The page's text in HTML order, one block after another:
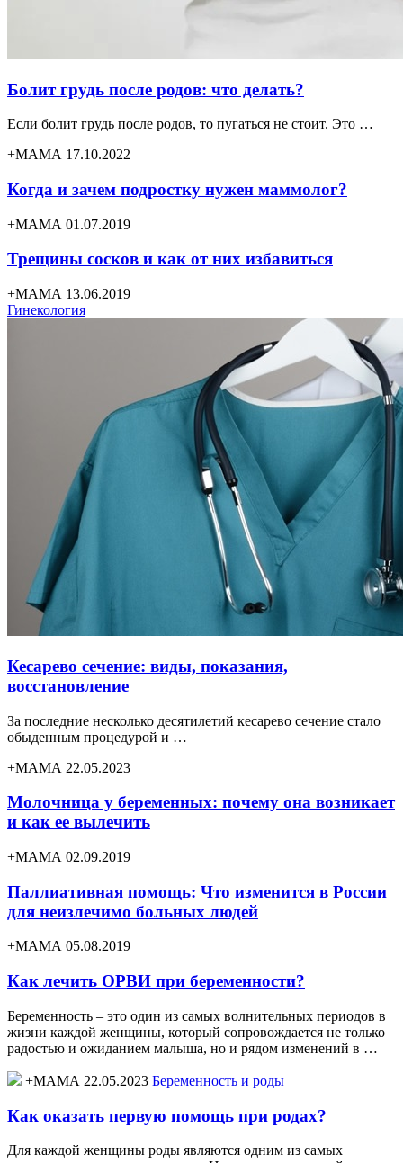
Болит грудь после родов: что делать?
Если болит грудь после родов, то пугаться не стоит. Это …
+МАМА 17.10.2022
Когда и зачем подростку нужен маммолог?
+МАМА 01.07.2019
Трещины сосков и как от них избавиться
+МАМА 13.06.2019
Гинекология
Кесарево сечение: виды, показания,
восстановление
За последние несколько десятилетий кесарево сечение стало
обыденным процедурой и …
+МАМА 22.05.2023
Молочница у беременных: почему она возникает
и как ее вылечить
+МАМА 02.09.2019
Паллиативная помощь: Что изменится в России
для неизлечимо больных людей
+МАМА 05.08.2019
Как лечить ОРВИ при беременности?
Беременность – это один из самых волнительных периодов в
жизни каждой женщины, который сопровождается не только
радостью и ожиданием малыша, но и рядом изменений в …
+МАМА 22.05.2023 Беременность и роды
Как оказать первую помощь при родах?
Для каждой женщины роды являются одним из самых